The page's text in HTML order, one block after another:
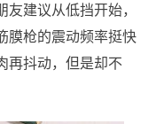
建议从低挡开始，
膜枪的震动频率挺快
再抖动，但是却不